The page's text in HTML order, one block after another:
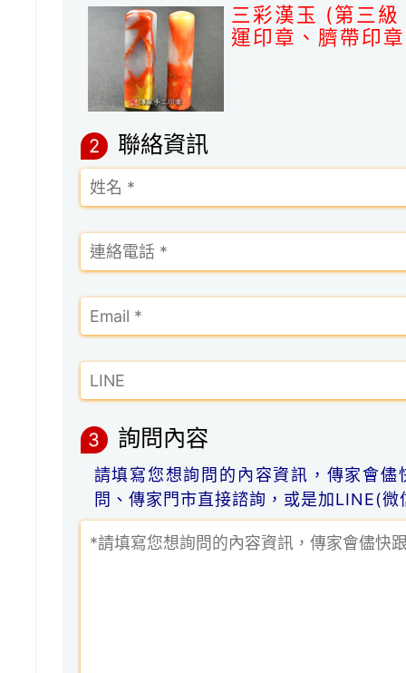
三彩漢玉 (第三
運印章、臍帶印章
2 聯絡資訊
3 詢問內容
請填寫您想詢問的內容資訊，傳家會
問、傳家門市直接諮詢，或是加LINE(微